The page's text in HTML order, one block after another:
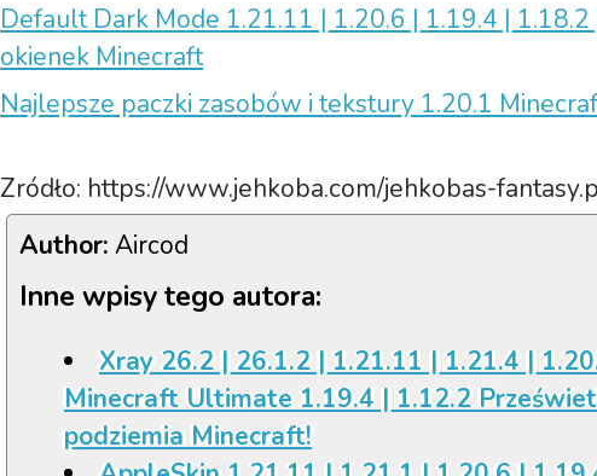
Default Dark Mode 1.21.11 | 1.20.6 | 1.19.4 | 1.18.2
okienek Minecraft
Najlepsze paczki zasobów i tekstury 1.20.1
Zródło: https://www.jehkoba.com/jehkobas-
Author: Aircod
Inne wpisy tego autora:
Xray 26.2 | 26.1.2 | 1.21.11 | 1.21.4 |
Minecraft Ultimate 1.19.4 | 1.12.2
podziemia Minecraft!